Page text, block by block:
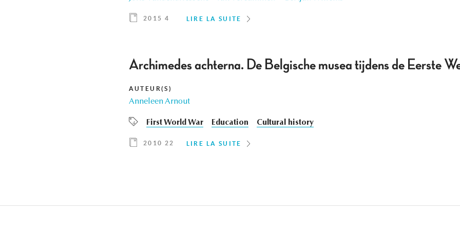
2015 4 LIRE LA SUITE
Archimedes achterna. De Belgische musea tijdens de Eerste
AUTEUR(S)
Anneleen Arnout
First World War Education Cultural history
2010 22 LIRE LA SUITE